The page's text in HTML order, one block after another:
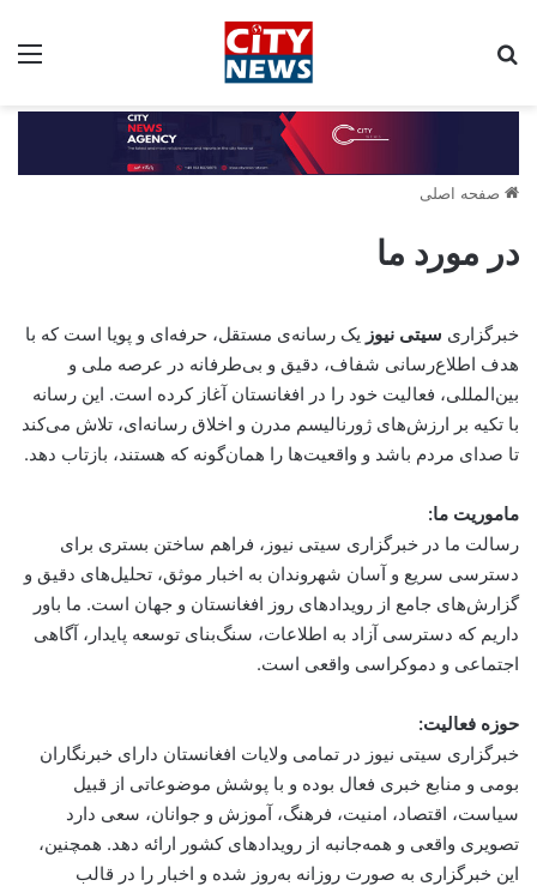
صفحه اصلی
در مورد ما
خبرگزاری سیتی نیوز یک رسانه‌ی مستقل، حرفه‌ای و پویا است که با
هدف اطلاع‌رسانی شفاف، دقیق و بی‌طرفانه در عرصه ملی و
بین‌المللی، فعالیت خود را در افغانستان آغاز کرده است. این رسانه
با تکیه بر ارزش‌های ژورنالیسم مدرن و اخلاق رسانه‌ای، تلاش می‌کند
تا صدای مردم باشد و واقعیت‌ها را همان‌گونه که هستند، بازتاب دهد.
ماموریت ما:
رسالت ما در خبرگزاری سیتی نیوز، فراهم ساختن بستری برای
دسترسی سریع و آسان شهروندان به اخبار موثق، تحلیل‌های دقیق و
گزارش‌های جامع از رویدادهای روز افغانستان و جهان است. ما باور
داریم که دسترسی آزاد به اطلاعات، سنگ‌بنای توسعه پایدار، آگاهی
اجتماعی و دموکراسی واقعی است.
حوزه فعالیت:
خبرگزاری سیتی نیوز در تمامی ولایات افغانستان دارای خبرنگاران
بومی و منابع خبری فعال بوده و با پوشش موضوعاتی از قبیل
سیاست، اقتصاد، امنیت، فرهنگ، آموزش و جوانان، سعی دارد
تصویری واقعی و همه‌جانبه از رویدادهای کشور ارائه دهد. همچنین،
این خبرگزاری به صورت روزانه به‌روز شده و اخبار را در قالب